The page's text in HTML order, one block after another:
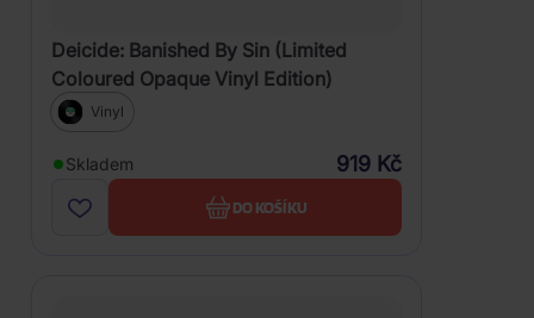
Deicide: Banished By Sin (Limited
Coloured Opaque Vinyl Edition)
Vinyl
Skladem 919 Kč
DO KOŠÍKU